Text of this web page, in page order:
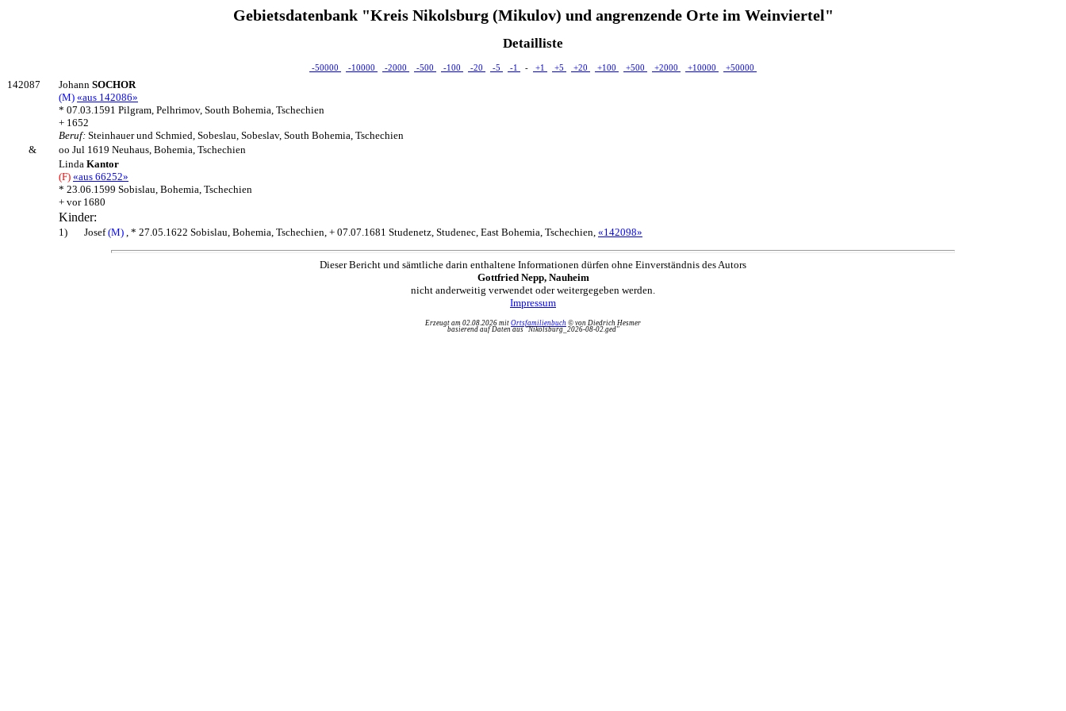
Gebietsdatenbank "Kreis Nikolsburg (Mikulov) und angrenzende Orte im Weinviertel"
Detailliste
-50000 -10000 -2000 -500 -100 -20 -5 -1 - +1 +5 +20 +100 +500 +2000 +10000 +50000
142087 Johann SOCHOR
(M) «aus 142086»
* 07.03.1591 Pilgram, Pelhrimov, South Bohemia, Tschechien
+ 1652
Beruf: Steinhauer und Schmied, Sobeslau, Sobeslav, South Bohemia, Tschechien
&
oo Jul 1619 Neuhaus, Bohemia, Tschechien
Linda Kantor
(F) «aus 66252»
* 23.06.1599 Sobislau, Bohemia, Tschechien
+ vor 1680
Kinder:
1) Josef(M) , * 27.05.1622 Sobislau, Bohemia, Tschechien, + 07.07.1681 Studenetz, Studenec, East Bohemia, Tschechien, «142098»
Dieser Bericht und sämtliche darin enthaltene Informationen dürfen ohne Einverständnis des Autors
Gottfried Nepp, Nauheim
nicht anderweitig verwendet oder weitergegeben werden.
Impressum
Erzeugt am 02.08.2026 mit Ortsfamilienbuch © von Diedrich Hesmer
basierend auf Daten aus "Nikolsburg_2026-08-02.ged"